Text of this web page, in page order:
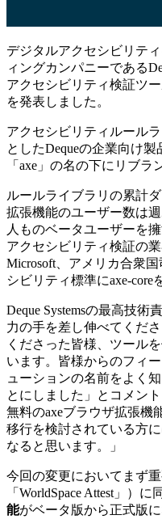
デジタルアクセシビリテ
ィングカンパニーである
アクセシビリティ検証ツ
を発表しました。
アクセシビリティルール
としたDequeの企業向け製
「axe」の名の下にリブラ
ルールライブラリの累計
拡張機能のユーザー数は
人ものベータユーザーを
アクセシビリティ検証の
Microsoft、アメリカ合衆
シビリティ標準にaxe-core
Deque Systemsの最高技術
力の手を差し伸べてくだ
くださった皆様、ツール
います。皆様からのフィ
ューションの名前をよく
とにしました」とコメン
無料のaxeブラウザ拡張機
移行を検討されている方
なると思います。」
今回の変更においてまず
「WorldSpace Attest」）に
能がベータ版から正式版に